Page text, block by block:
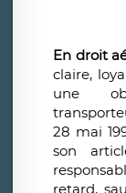
En droit
claire,
une
28 mai
son
retard,